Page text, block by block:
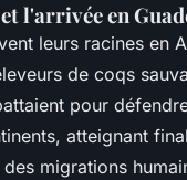
l'arrivée en
leurs racines en
de coqs
pour
atteignant
migrations